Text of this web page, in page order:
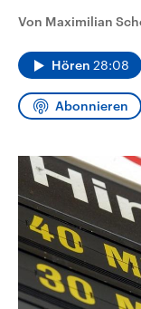
Bundesland von
CDU, SPD und FDP
Wahlprogramme,
und Hintergründe
Wahl.
Sendungen
Audio-Archiv
Von Maximilian
Hören 28:08
Abonnieren